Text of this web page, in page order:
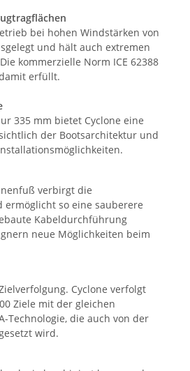
bei hohen Windstärken von
und hält auch extremen
kommerzielle Norm ICE 62388
erfüllt.
335 mm bietet Cyclone eine
der Bootsarchitektur und
verbirgt die
ermöglicht so eine sauberere
Kabeldurchführung
neue Möglichkeiten beim
Cyclone verfolgt
Ziele mit der gleichen
Technologie, die auch von der
wird.